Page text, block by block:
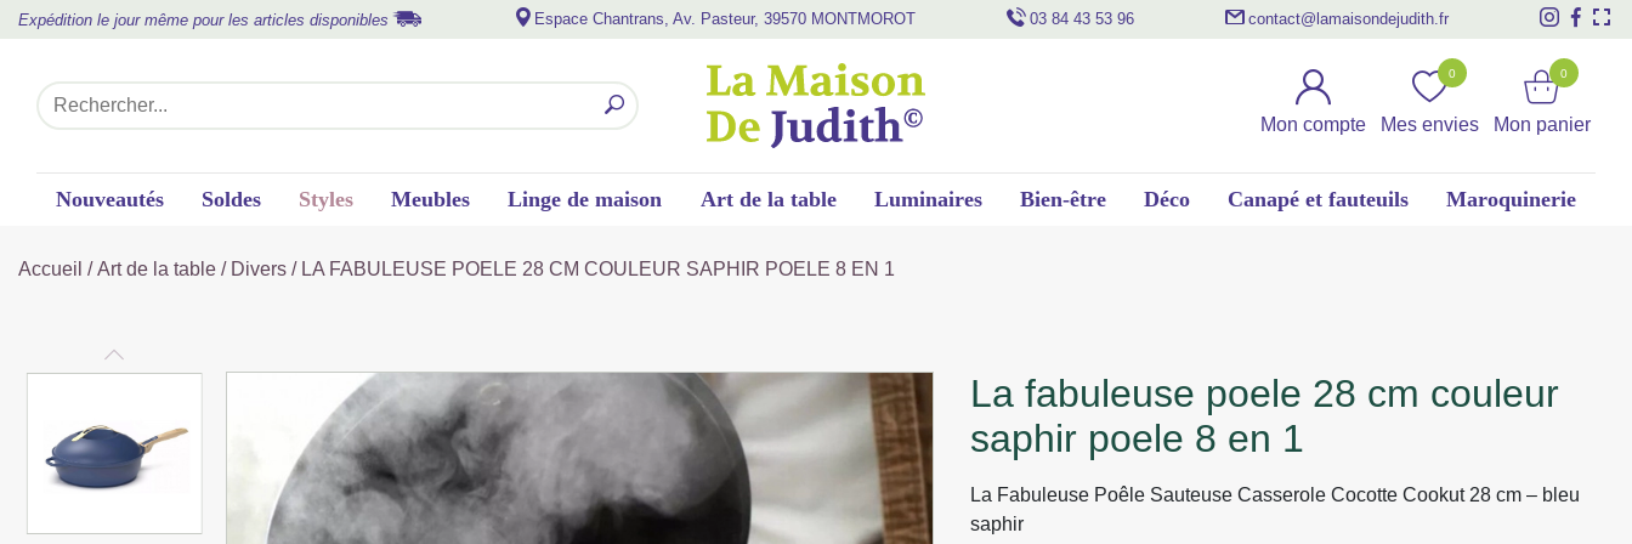
Expédition le jour même pour les articles disponibles Espace Chantrans, Av. Pasteur, 39570 MONTMOROT 03 84 43 53 96 contact@lamaisondejudith.fr
Mon compte Mes envies
0
Mon panier
0
Nouveautés Soldes Styles Meubles Linge de maison Art de la table Luminaires Bien-être Déco Canapé et fauteuils Maroquinerie
Accueil /Art de la table / Divers / LA FABULEUSE POELE 28 CM COULEUR SAPHIR POELE 8 EN 1
la fabuleuse poele 28 cm couleur
saphir poele 8 en 1
La Fabuleuse Poêle Sauteuse Casserole Cocotte Cookut 28 cm – bleu
saphir